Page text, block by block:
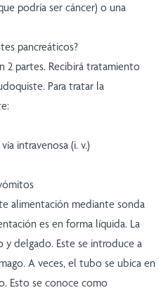
podría ser cáncer) o una
pancreáticos?
2 partes. Recibirá tratamiento
Para tratar la
intravenosa (i. v.)
alimentación mediante sonda
es en forma líquida. La
delgado. Este se introduce a
A veces, el tubo se ubica en
Esto se conoce como